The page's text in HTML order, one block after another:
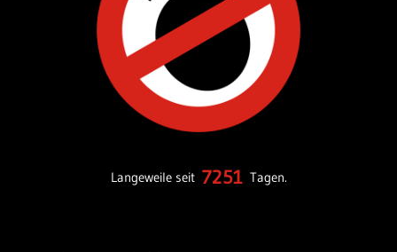
Langeweile seit 7251 Tagen.